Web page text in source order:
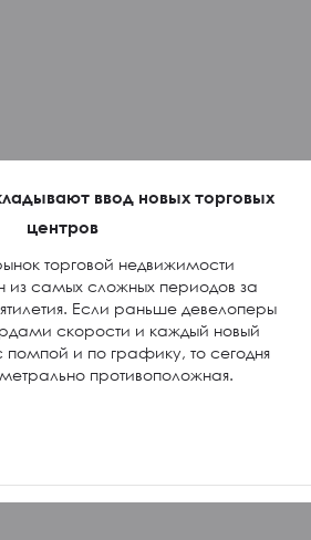
ввод новых торговых
центров
торговой недвижимости
из самых сложных периодов за
Если раньше девелоперы
скорости и каждый новый
помпой и по графику, то сегодня
противоположная.